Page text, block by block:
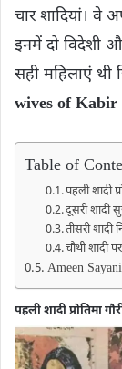
चार शादियां। वे
इनमें दो विदेशी
सही महिलाएं थी
wives of Kabir
Table of
पहली शादी
दूसरी शादी
तीसरी शादी
चौथी शादी
Ameen
पहली शादी प्रोतिमा